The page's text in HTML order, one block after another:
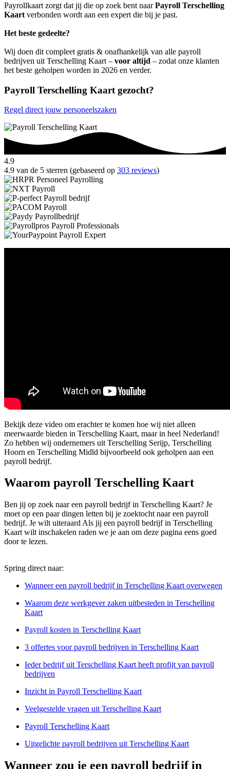
Payrollkaart zorgt dat jij die op zoek bent naarPayroll Terschelling
Kaart verbonden wordt aan een expert die bij je past.
Het beste gedeelte?
Wij doen dit compleet gratis & onafhankelijk van alle payroll
bedrijven uit Terschelling Kaart – voor altijd – zodat onze klanten
het beste geholpen worden in 2026 en verder.
Payroll Terschelling Kaart gezocht?
Regel direct jouw personeelszaken
4.9
4.9 van de 5 sterren (gebaseerd op 303 reviews)
Bekijk deze video om erachter te komen hoe wij niet alleen
meerwaarde bieden in Terschelling Kaart, maar in heel Nederland!
Zo hebben wij ondernemers uit Terschelling Serijp, Terschelling
Hoorn en Terschelling Midld bijvoorbeeld ook geholpen aan een
payroll bedrijf.
Waarom payroll Terschelling Kaart
Ben jij op zoek naar een payroll bedrijf in Terschelling Kaart? Je
moet op een paar dingen letten bij je zoektocht naar een payroll
bedrijf. Je wilt uiteraard Als jij een payroll bedrijf in Terschelling
Kaart wilt inschakelen raden we je aan om deze pagina eens goed
door te lezen.
Spring direct naar:
Wanneer een payroll bedrijf in Terschelling Kaart overwegen
Waarom deze werkgever zaken uitbesteden in Terschelling
Kaart
Payroll kosten in Terschelling Kaart
3 offertes voor payroll bedrijven in Terschelling Kaart
Ieder bedrijf uit Terschelling Kaart heeft profijt van payroll
bedrijven
Inzicht in Payroll Terschelling Kaart
Veelgestelde vragen uit Terschelling Kaart
Payroll Terschelling Kaart
Uitgelichte payroll bedrijven uit Terschelling Kaart
Wanneer zou je een payroll bedrijf in